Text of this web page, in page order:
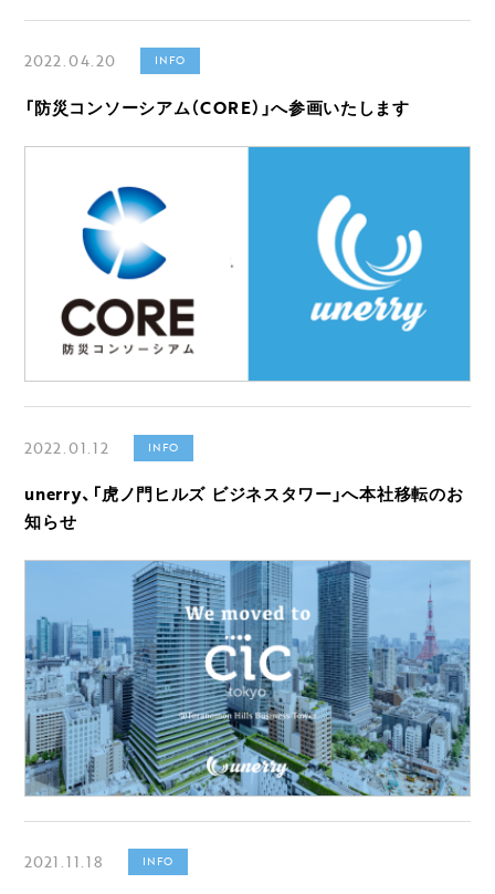
2022.04.20 INFO
「防災コンソーシアム（CORE）」へ参画いたします
2022.01.12 INFO
unerry、「虎ノ門ヒルズ ビジネスタワー」へ本社移転のお
知らせ
2021.11.18 INFO